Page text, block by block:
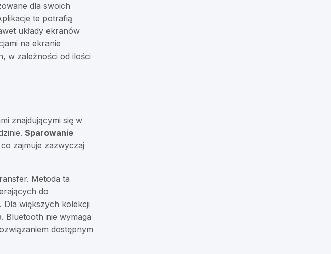
dla swoich
te potrafią
układy ekranów
na ekranie
w zależności od ilości
znajdującymi się w
Sparowanie
zajmuje zazwyczaj
Metoda ta
do
. Dla większych kolekcji
Bluetooth nie wymaga
dostępnym